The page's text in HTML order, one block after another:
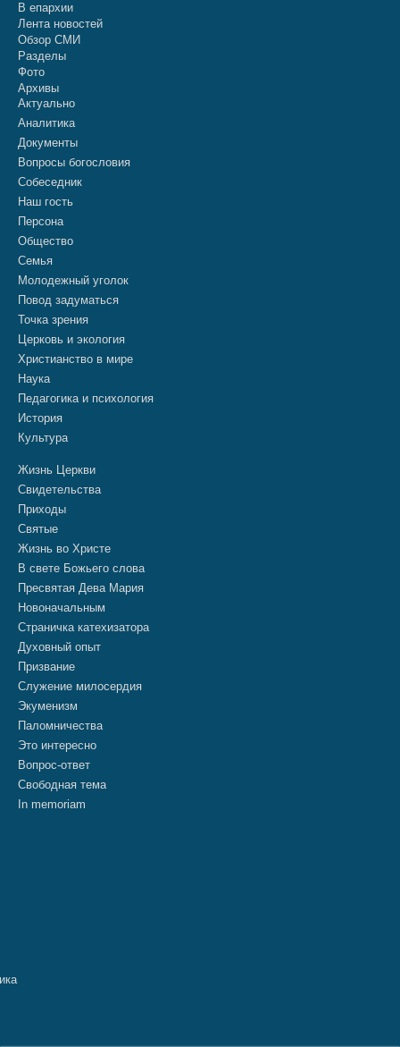
В епархии
Лента новостей
Обзор СМИ
Разделы
Фото
Архивы
Актуально
Аналитика
Документы
Вопросы богословия
Собеседник
Наш гость
Персона
Общество
Семья
Молодежный уголок
Повод задуматься
Точка зрения
Церковь и экология
Христианство в мире
Наука
Педагогика и психология
История
Культура
Жизнь Церкви
Свидетельства
Приходы
Святые
Жизнь во Христе
В свете Божьего слова
Пресвятая Дева Мария
Новоначальным
Страничка катехизатора
Духовный опыт
Призвание
Служение милосердия
Экуменизм
Паломничества
Это интересно
Вопрос-ответ
Свободная тема
In memoriam